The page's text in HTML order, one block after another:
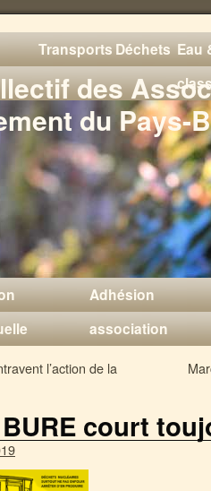
des
du Pays-
TransportsDéchets Eau
Adhésion
association
l’action de la
court